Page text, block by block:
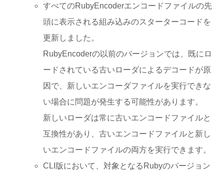
すべてのRubyEncoderエンコードファイルの先
頭に表示される組み込みのスターターコードを
更新しました。
RubyEncoderの以前のバージョンでは、既にロ
ードされている古いローダによるデコードが原
因で、新しいエンコーダファイルを実行できな
い場合に問題が発生する可能性があります。
新しいローダは常に古いエンコードファイルと
互換性があり、古いエンコードファイルと新し
いエンコードファイルの両方を実行できます。
CLI版において、対象となるRubyのバージョン